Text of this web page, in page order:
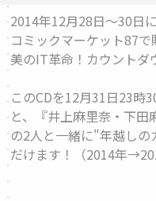
2014年12月28日～30日
コミックマーケット87
美のIT革命！カウントダ
このCDを12月31日23時
と、『井上麻里奈・下
の2人と一緒に"年越し
だけます！（2014年